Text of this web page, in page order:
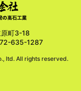
町3-18
635-1287
ltd. All rights reserved.